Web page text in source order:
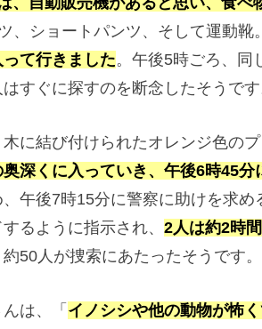
、ショートパンツ、そして運動靴。
て行きました。午後5時ごろ、同
すぐに探すのを断念したそうです
に結び付けられたオレンジ色の
深くに入っていき、午後6時45
午後7時15分に警察に助けを求
るように指示され、 2人は約2時
50人が捜索にあたったそうです。
は、「 イノシシや他の動物が怖